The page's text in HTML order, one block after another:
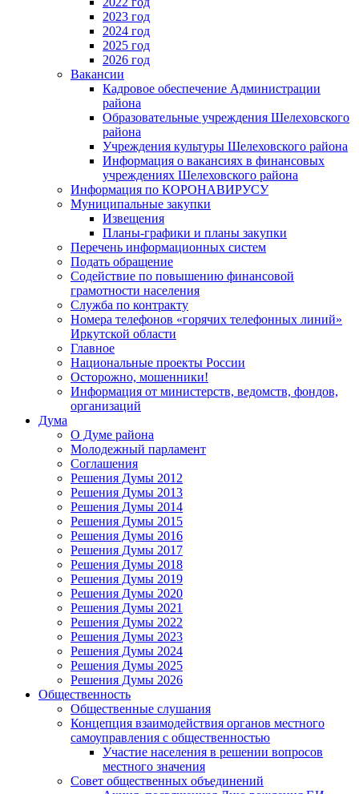
2023 год
2024 год
2025 год
2026 год
Вакансии
Кадровое обеспечение Администрации
района
Образовательные учреждения Шелеховского
района
Учреждения культуры Шелеховского района
Информация о вакансиях в финансовых
учреждениях Шелеховского района
Информация по КОРОНАВИРУСУ
Муниципальные закупки
Извещения
Планы-графики и планы закупки
Перечень информационных систем
Подать обращение
Содействие по повышению финансовой
грамотности населения
Служба по контракту
Номера телефонов «горячих телефонных линий»
Иркутской области
Главное
Национальные проекты России
Осторожно, мошенники!
Информация от министерств, ведомств, фондов,
организаций
Дума
О Думе района
Молодежный парламент
Соглашения
Решения Думы 2012
Решения Думы 2013
Решения Думы 2014
Решения Думы 2015
Решения Думы 2016
Решения Думы 2017
Решения Думы 2018
Решения Думы 2019
Решения Думы 2020
Решения Думы 2021
Решения Думы 2022
Решения Думы 2023
Решения Думы 2024
Решения Думы 2025
Решения Думы 2026
Общественность
Общественные слушания
Концепция взаимодействия органов местного
самоуправления с общественностью
Участие населения в решении вопросов
местного значения
Совет общественных объединений